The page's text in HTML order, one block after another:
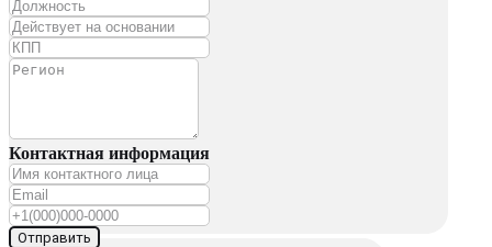
Контактная информация
Отправить